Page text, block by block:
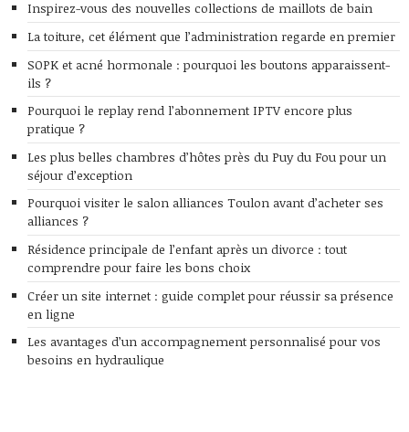
Inspirez-vous des nouvelles collections de maillots de bain
La toiture, cet élément que l’administration regarde en premier
SOPK et acné hormonale : pourquoi les boutons apparaissent-
ils ?
Pourquoi le replay rend l’abonnement IPTV encore plus
pratique ?
Les plus belles chambres d’hôtes près du Puy du Fou pour un
séjour d’exception
Pourquoi visiter le salon alliances Toulon avant d’acheter ses
alliances ?
Résidence principale de l’enfant après un divorce : tout
comprendre pour faire les bons choix
Créer un site internet : guide complet pour réussir sa présence
en ligne
Les avantages d’un accompagnement personnalisé pour vos
besoins en hydraulique